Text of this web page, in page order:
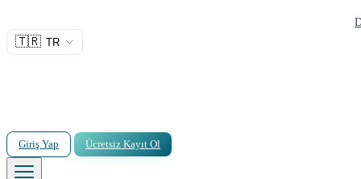
🇹🇷 TR
Giriş Yap Ücretsiz Kayıt Ol